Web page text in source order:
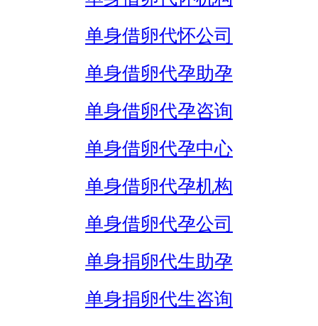
单身借卵代怀公司
单身借卵代孕助孕
单身借卵代孕咨询
单身借卵代孕中心
单身借卵代孕机构
单身借卵代孕公司
单身捐卵代生助孕
单身捐卵代生咨询